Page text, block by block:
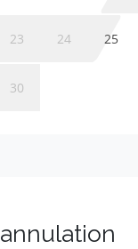
23 24 25
30